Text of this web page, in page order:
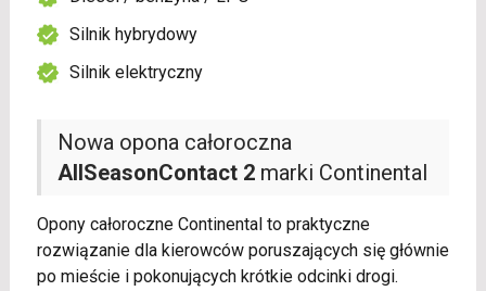
Nowa opona całoroczna
AllSeasonContact 2marki Continental
Opony całoroczne Continental to praktyczne
rozwiązanie dla kierowców poruszających się głównie
po mieście i pokonujących krótkie odcinki drogi.
Silnik hybrydowy
Silnik elektryczny